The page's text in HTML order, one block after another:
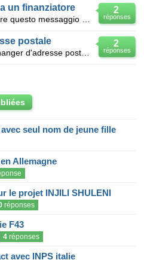
2
réponses
un finanziatore
2
réponses
postale
seul nom de jeune fille
Allemagne
le projet INJILI SHULENI
réponses
F43
4 réponses
avec INPS italie